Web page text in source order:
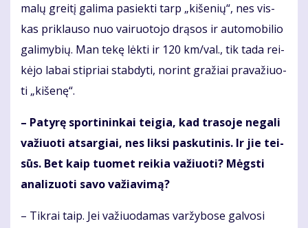
ma­lų grei­tį ga­li­ma pa­siek­ti tarp „ki­še­nių“, nes vis­
kas pri­klau­so nuo vai­ruo­to­jo drą­sos ir au­to­mo­bi­lio
ga­li­my­bių. Man te­kę lėk­ti ir 120 km/val., tik ta­da rei­
kė­jo la­bai stip­riai stab­dy­ti, no­rint gra­žiai pra­va­žiuo­
ti „ki­še­nę“.
– Pa­ty­rę spor­ti­nin­kai tei­gia, kad tra­so­je ne­ga­li
va­žiuo­ti at­sar­giai, nes lik­si pas­ku­ti­nis. Ir jie tei­
sūs. Bet kaip tuo­met rei­kia va­žiuo­ti? Mėgs­ti
ana­li­zuo­ti sa­vo va­žia­vi­mą?
– Tik­rai taip. Jei va­žiuo­da­mas var­žy­bo­se gal­vo­si